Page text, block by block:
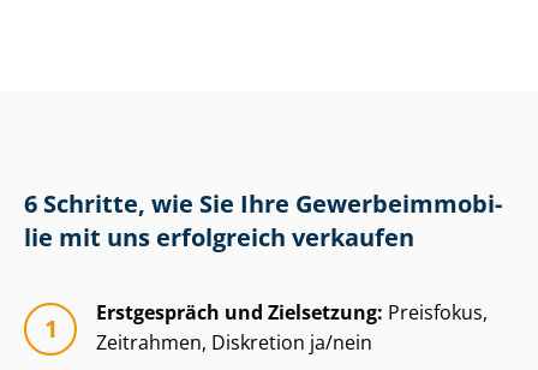
6 Schritte, wie Sie Ihre Ge­wer­be­im­mo­bi­
lie mit uns erfolgreich verkaufen
Erstgespräch und Zielsetzung: Preisfokus,
Zeitrahmen, Diskretion ja/nein